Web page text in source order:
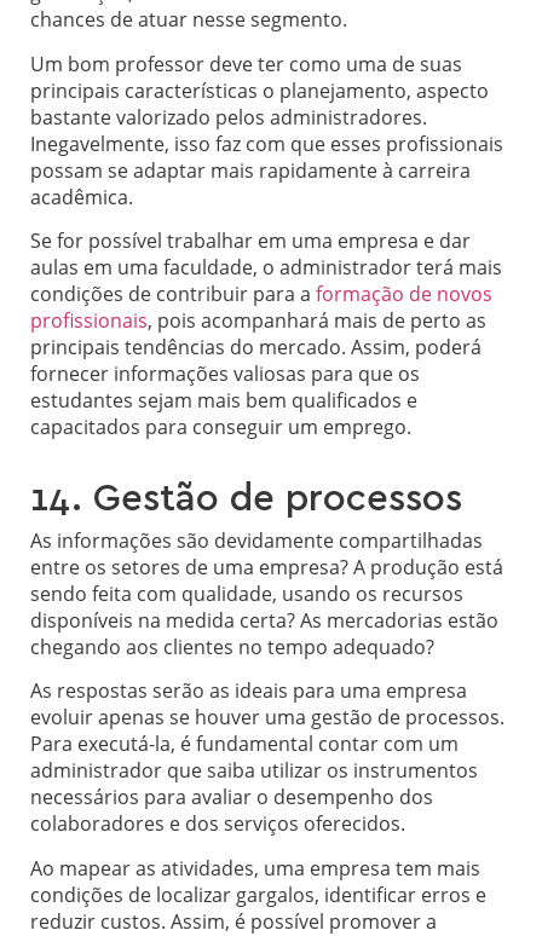
chances de atuar nesse segmento.
Um bom professor deve ter como uma de suas
principais características o planejamento, aspecto
bastante valorizado pelos administradores.
Inegavelmente, isso faz com que esses profissionais
possam se adaptar mais rapidamente à carreira
acadêmica.
Se for possível trabalhar em uma empresa e dar
aulas em uma faculdade, o administrador terá mais
condições de contribuir para a formação de novos
profissionais, pois acompanhará mais de perto as
principais tendências do mercado. Assim, poderá
fornecer informações valiosas para que os
estudantes sejam mais bem qualificados e
capacitados para conseguir um emprego.
14. Gestão de processos
As informações são devidamente compartilhadas
entre os setores de uma empresa? A produção está
sendo feita com qualidade, usando os recursos
disponíveis na medida certa? As mercadorias estão
chegando aos clientes no tempo adequado?
As respostas serão as ideais para uma empresa
evoluir apenas se houver uma gestão de processos.
Para executá-la, é fundamental contar com um
administrador que saiba utilizar os instrumentos
necessários para avaliar o desempenho dos
colaboradores e dos serviços oferecidos.
Ao mapear as atividades, uma empresa tem mais
condições de localizar gargalos, identificar erros e
reduzir custos. Assim, é possível promover a